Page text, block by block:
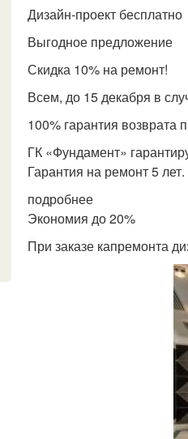
Дизайн-проект бесплатно
Выгодное предложение
Скидка 10% на ремонт!
Всем, до 15 декабря в
100% гарантия возврата
ГК «Фундамент»
Гарантия на ремонт 5 лет.
подробнее
Экономия до 20%
При заказе капремонта